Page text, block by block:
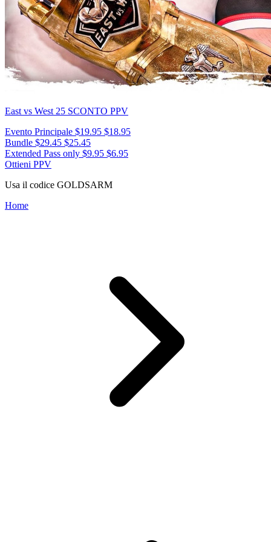
East vs West 25 SCONTO PPV
Evento Principale $19.95 $18.95
Bundle $29.45 $25.45
Extended Pass only $9.95 $6.95
Ottieni PPV
Usa il codice GOLDSARM
Home